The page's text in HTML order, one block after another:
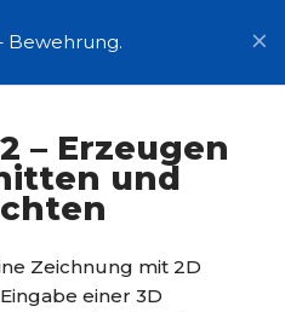
Bewehrung.
– Erzeugen
und
Zeichnung mit 2D
einer 3D